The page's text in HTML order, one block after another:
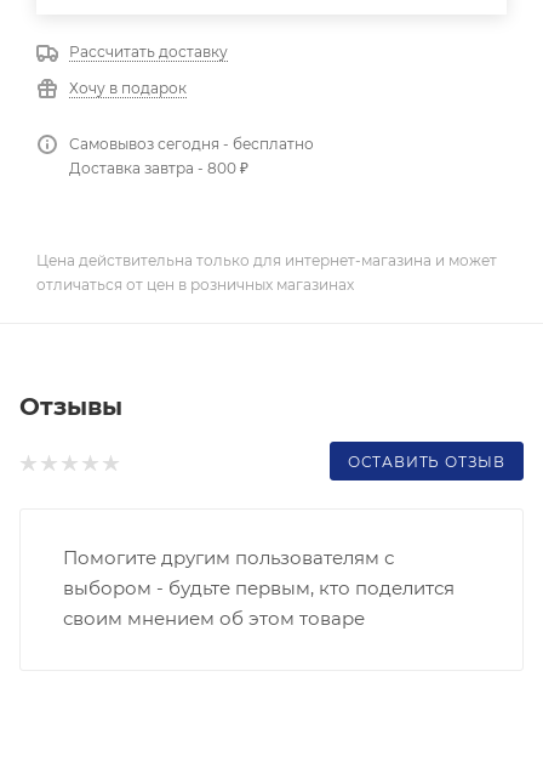
Рассчитать доставку
Хочу в подарок
Самовывоз сегодня - бесплатно
Доставка завтра - 800 ₽
Цена действительна только для интернет-магазина и может
отличаться от цен в розничных магазинах
Отзывы
ОСТАВИТЬ ОТЗЫВ
Помогите другим пользователям с
выбором - будьте первым, кто поделится
своим мнением об этом товаре